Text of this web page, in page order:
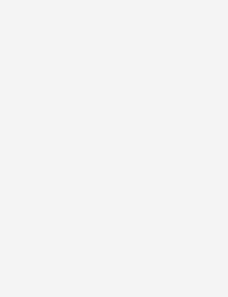
2023 erstmals wieder
noch für 10,5 Cent pro
jetzt bei elf Cent pro
Module sind um einen
derzeit für
künstliche
langsam Wirkung.
werden zunehmend knapp,